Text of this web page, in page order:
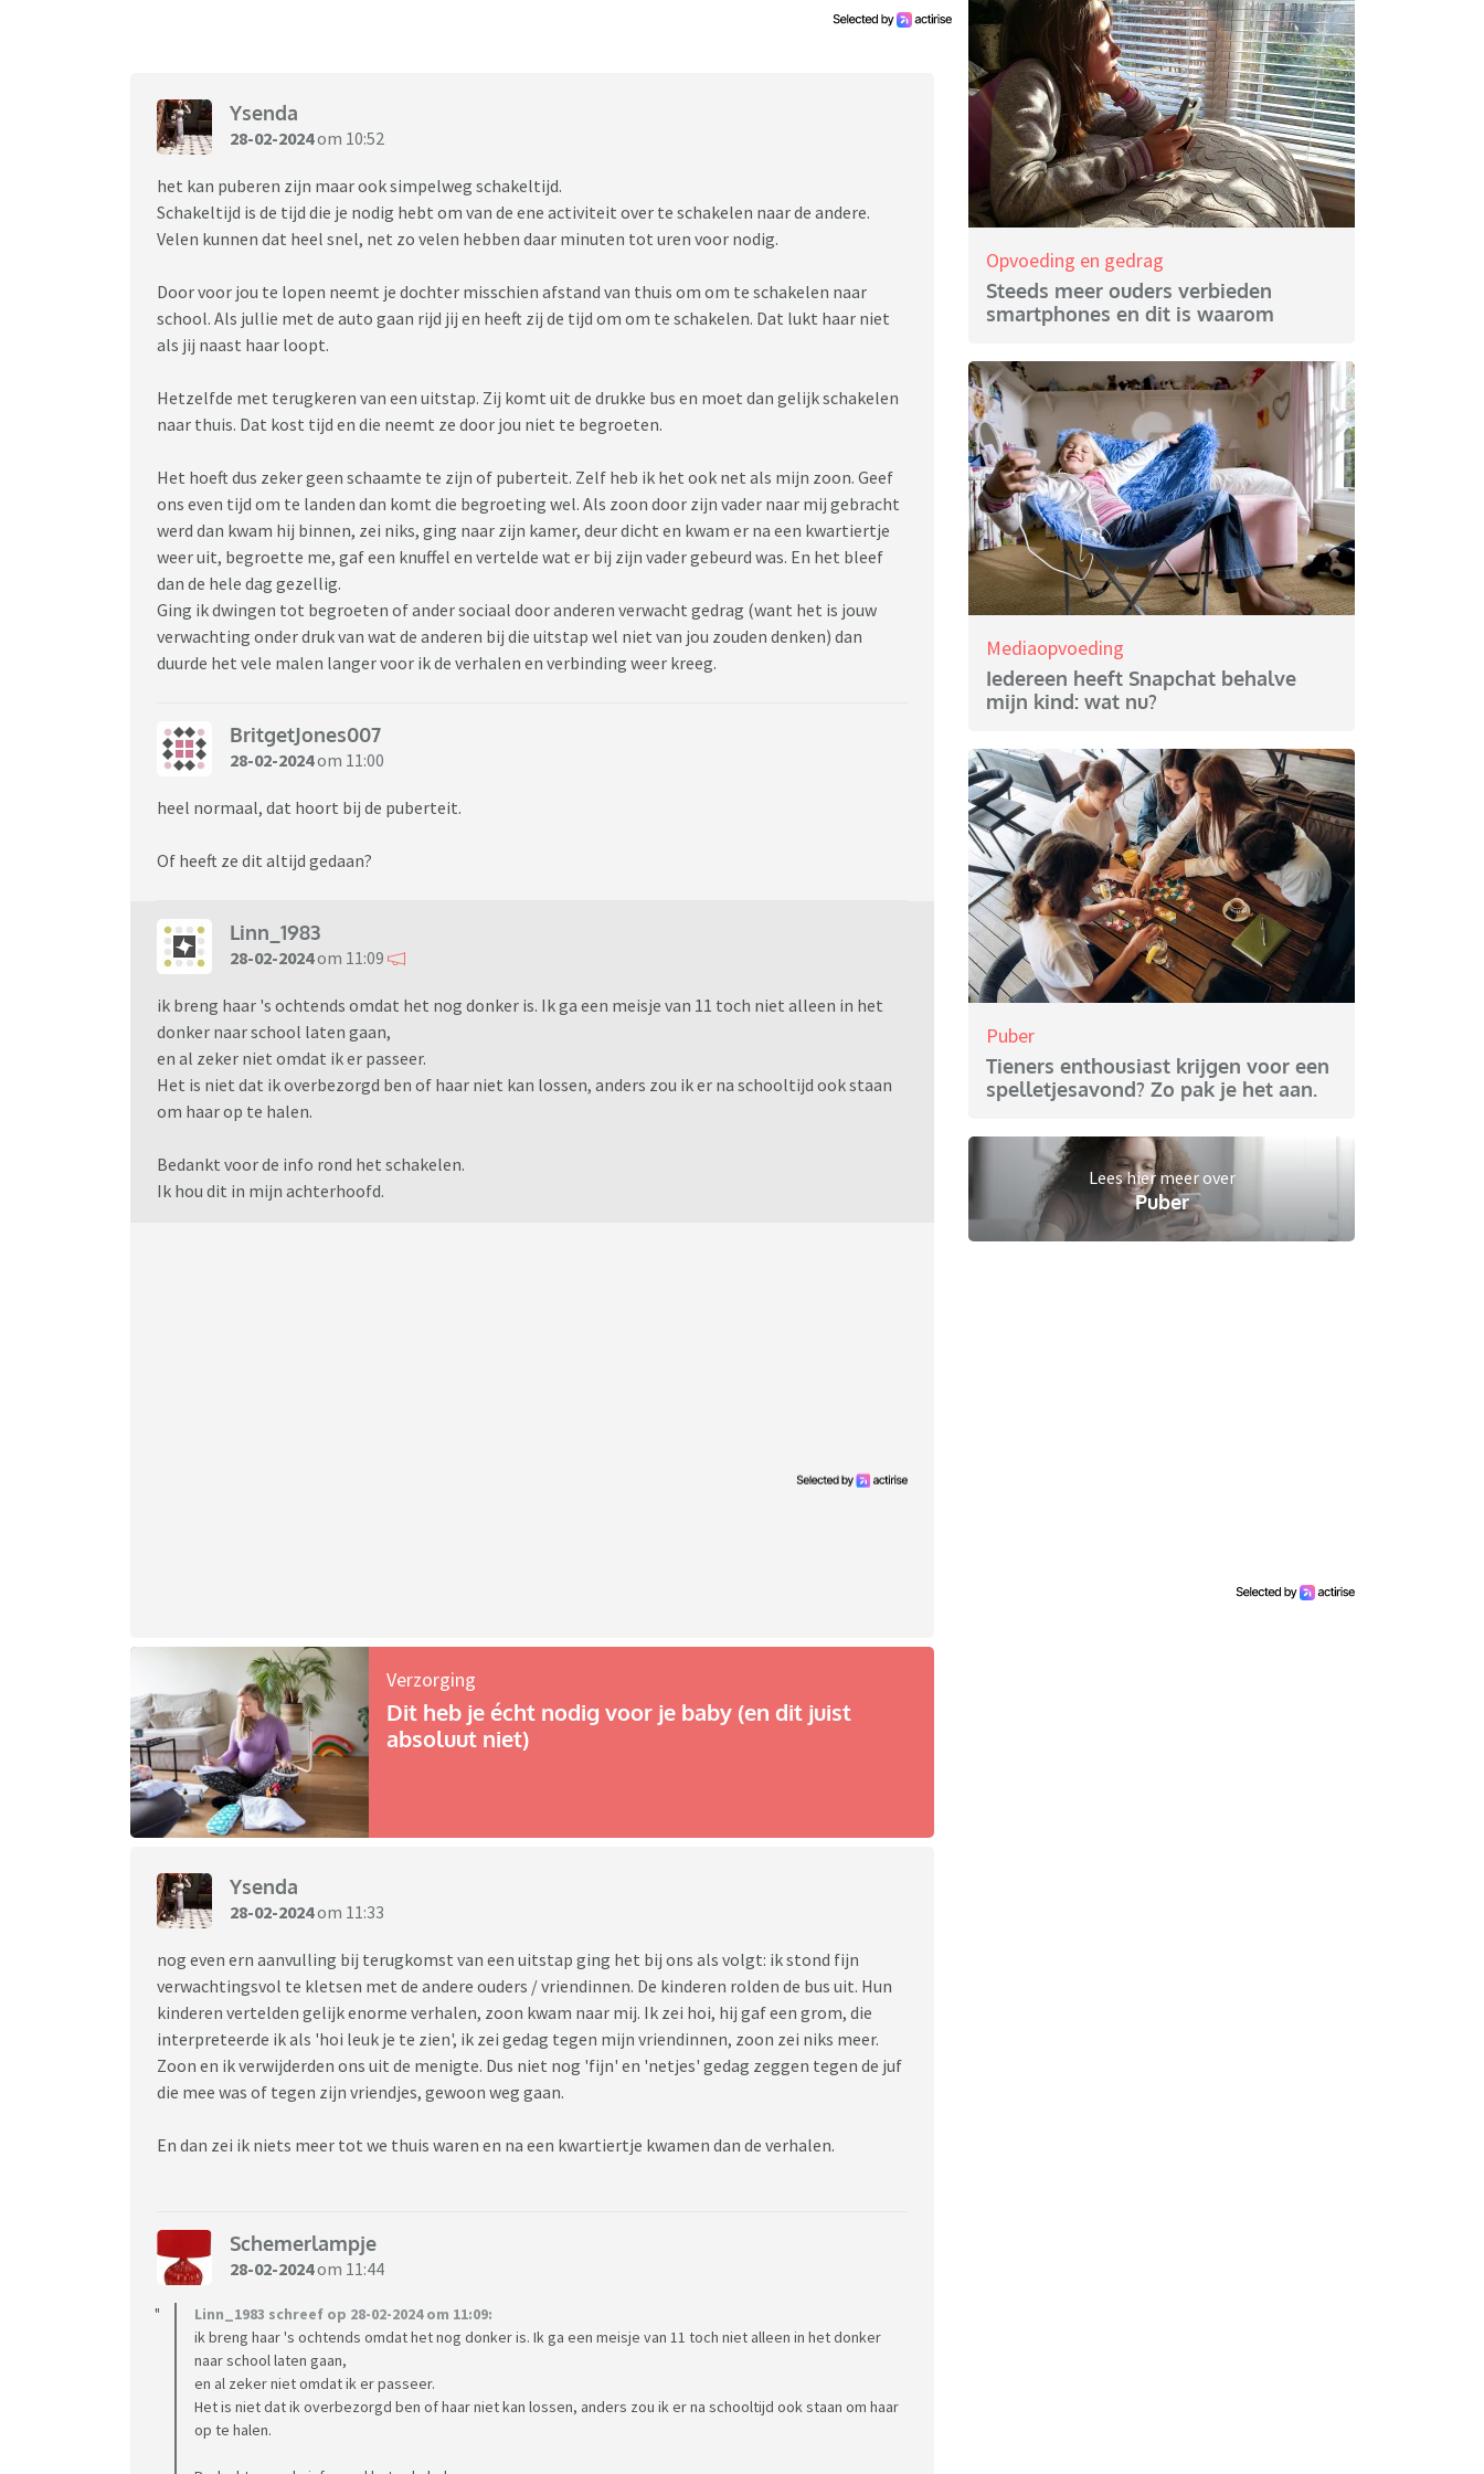
Deze namiddag moet ze naar de catechese.
Normaal breng ik haar met de auto.
Ysenda
28-02-2024om 10:52
het kan puberen zijn maar ook simpelweg schakeltijd.
Schakeltijd is de tijd die je nodig hebt om van de ene activiteit over te schakelen naar de andere.
Velen kunnen dat heel snel, net zo velen hebben daar minuten tot uren voor nodig.
Door voor jou te lopen neemt je dochter misschien afstand van thuis om om te schakelen naar
school. Als jullie met de auto gaan rijd jij en heeft zij de tijd om om te schakelen. Dat lukt haar niet
als jij naast haar loopt.
Hetzelfde met terugkeren van een uitstap. Zij komt uit de drukke bus en moet dan gelijk schakelen
naar thuis. Dat kost tijd en die neemt ze door jou niet te begroeten.
Het hoeft dus zeker geen schaamte te zijn of puberteit. Zelf heb ik het ook net als mijn zoon. Geef
ons even tijd om te landen dan komt die begroeting wel. Als zoon door zijn vader naar mij gebracht
werd dan kwam hij binnen, zei niks, ging naar zijn kamer, deur dicht en kwam er na een kwartiertje
weer uit, begroette me, gaf een knuffel en vertelde wat er bij zijn vader gebeurd was. En het bleef
dan de hele dag gezellig.
Ging ik dwingen tot begroeten of ander sociaal door anderen verwacht gedrag (want het is jouw
verwachting onder druk van wat de anderen bij die uitstap wel niet van jou zouden denken) dan
duurde het vele malen langer voor ik de verhalen en verbinding weer kreeg.
BritgetJones007
28-02-2024om 11:00
heel normaal, dat hoort bij de puberteit.
Of heeft ze dit altijd gedaan?
Linn_1983
28-02-2024om 11:09
ik breng haar 's ochtends omdat het nog donker is. Ik ga een meisje van 11 toch niet alleen in het
donker naar school laten gaan,
en al zeker niet omdat ik er passeer.
Het is niet dat ik overbezorgd ben of haar niet kan lossen, anders zou ik er na schooltijd ook staan
om haar op te halen.
Bedankt voor de info rond het schakelen.
Ik hou dit in mijn achterhoofd.
Verzorging
Dit heb je écht nodig voor je baby (en dit juist
absoluut niet)
Ysenda
28-02-2024om 11:33
nog even ern aanvulling bij terugkomst van een uitstap ging het bij ons als volgt: ik stond fijn
verwachtingsvol te kletsen met de andere ouders / vriendinnen. De kinderen rolden de bus uit. Hun
kinderen vertelden gelijk enorme verhalen, zoon kwam naar mij. Ik zei hoi, hij gaf een grom, die
interpreteerde ik als 'hoi leuk je te zien', ik zei gedag tegen mijn vriendinnen, zoon zei niks meer.
Zoon en ik verwijderden ons uit de menigte. Dus niet nog 'fijn' en 'netjes' gedag zeggen tegen de juf
die mee was of tegen zijn vriendjes, gewoon weg gaan.
En dan zei ik niets meer tot we thuis waren en na een kwartiertje kwamen dan de verhalen.
Schemerlampje
28-02-2024om 11:44
Linn_1983 schreef op 28-02-2024 om 11:09:
ik breng haar 's ochtends omdat het nog donker is. Ik ga een meisje van 11 toch niet alleen in het donker
naar school laten gaan,
en al zeker niet omdat ik er passeer.
Het is niet dat ik overbezorgd ben of haar niet kan lossen, anders zou ik er na schooltijd ook staan om haar
op te halen.
Opvoeding en gedrag
Steeds meer ouders verbieden
smartphones en dit is waarom
Mediaopvoeding
Iedereen heeft Snapchat behalve
mijn kind: wat nu?
Puber
Tieners enthousiast krijgen voor een
spelletjesavond? Zo pak je het aan.
Lees hier meer over
Puber